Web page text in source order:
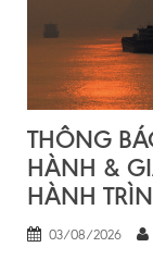
THÔNG
HÀNH &
HÀNH
03/08/2026